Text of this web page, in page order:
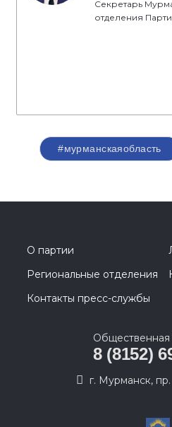
Секретарь
отделения
#мурманскаяобласть
О партии
Региональные отделения
Контакты пресс-службы
8 (8152)
г. Мурманск,